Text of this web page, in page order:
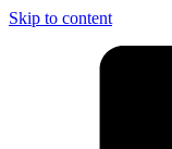
Skip to content